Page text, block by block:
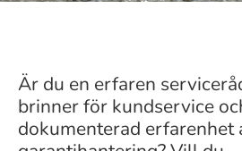
Är du en erfaren
brinner för kundservice
dokumenterad erfarenhet